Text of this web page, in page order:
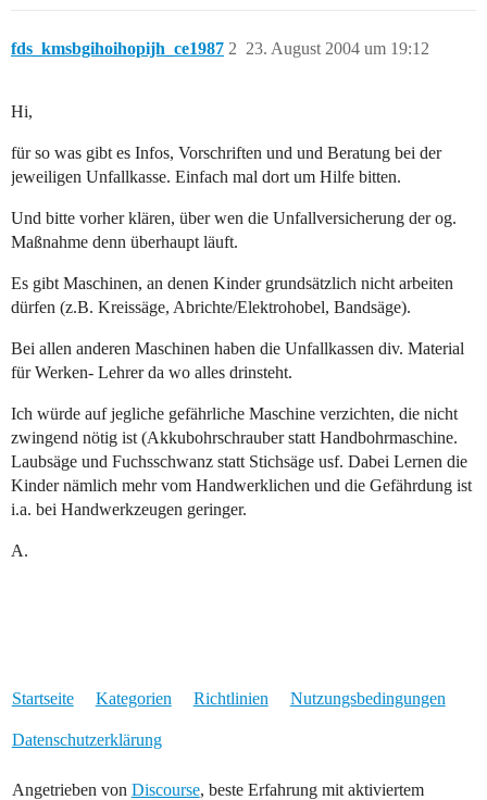
fds_kmsbgihoihopijh_ce1987 23. August 2004 um 19:12
2
Hi,
für so was gibt es Infos, Vorschriften und und Beratung bei der
jeweiligen Unfallkasse. Einfach mal dort um Hilfe bitten.
Und bitte vorher klären, über wen die Unfallversicherung der og.
Maßnahme denn überhaupt läuft.
Es gibt Maschinen, an denen Kinder grundsätzlich nicht arbeiten
dürfen (z.B. Kreissäge, Abrichte/Elektrohobel, Bandsäge).
Bei allen anderen Maschinen haben die Unfallkassen div. Material
für Werken- Lehrer da wo alles drinsteht.
Ich würde auf jegliche gefährliche Maschine verzichten, die nicht
zwingend nötig ist (Akkubohrschrauber statt Handbohrmaschine.
Laubsäge und Fuchsschwanz statt Stichsäge usf. Dabei Lernen die
Kinder nämlich mehr vom Handwerklichen und die Gefährdung ist
i.a. bei Handwerkzeugen geringer.
A.
Startseite Kategorien Richtlinien Nutzungsbedingungen
Datenschutzerklärung
Angetrieben von Discourse, beste Erfahrung mit aktiviertem